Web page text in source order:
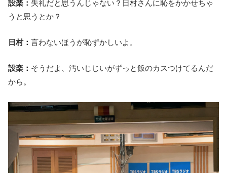
設楽： 失礼だと思うんじゃない？日村さんに恥をかかせちゃ
うと思うとか？
日村： 言わないほうが恥ずかしいよ。
設楽： そうだよ、汚いじじいがずっと飯のカスつけてるんだ
から。